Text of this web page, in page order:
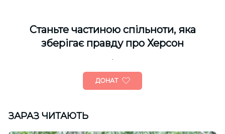
Cтаньте частиною спільноти, яка
зберігає правду про Херсон
ДОНАТ
ЗАРАЗ ЧИТАЮТЬ